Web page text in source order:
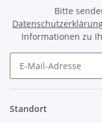
Bitte
Informationen zu
Standort